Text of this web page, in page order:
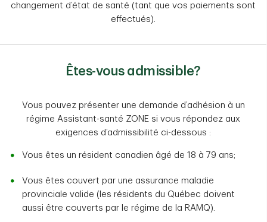
changement d’état de santé (tant que vos paiements sont
effectués).
Êtes-vous admissible?
Vous pouvez présenter une demande d’adhésion à un
régime Assistant-santé ZONE si vous répondez aux
exigences d’admissibilité ci-dessous :
Vous êtes un résident canadien âgé de 18 à 79 ans;
Vous êtes couvert par une assurance maladie
provinciale valide (les résidents du Québec doivent
aussi être couverts par le régime de la RAMQ).